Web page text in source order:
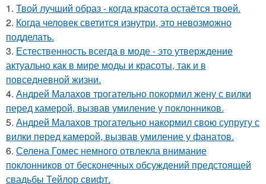
1. Твой лучший образ - когда красота остаётся твоей.
2. Когда человек светится изнутри, это невозможно
подделать.
3. Естественность всегда в моде - это утверждение
актуально как в мире моды и красоты, так и в
повседневной жизни.
4. Андрей Малахов трогательно покормил жену с вилки
перед камерой, вызвав умиление у поклонников.
5. Андрей Малахов трогательно накормил свою супругу с
вилки перед камерой, вызвав умиление у фанатов.
6. Селена Гомес немного отвлекла внимание
поклонников от бесконечных обсуждений предстоящей
свадьбы Тейлор свифт.